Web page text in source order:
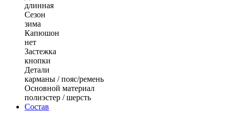
длинная
Сезон
зима
Капюшон
нет
Застежка
кнопки
Детали
карманы / пояс/ремень
Основной материал
полиэстер / шерсть
Состав